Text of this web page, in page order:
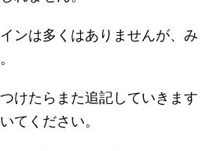
ンは多くはありませんが、み
けたらまた追記していきます
てください。